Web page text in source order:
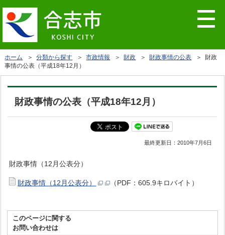
ホーム ＞分類から探す ＞市政情報 ＞財政 ＞財政事情の公表 ＞ 財政
事情の公表（平成18年12月）
財政事情の公表（平成18年12月）
最終更新日：2010年7月6日
財政事情（12月公表分）
財政事情（12月公表分） （PDF：605.9キロバイト）
このページに関する
お問い合わせは